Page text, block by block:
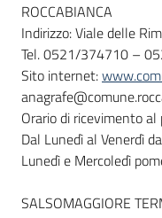
ROCCABIANCA
Indirizzo: Viale delle
Tel. 0521/374710 –
Sito internet:
Orario di ricevimento al
Dal Lunedì al Venerdì
Lunedì e Mercoledì
SALSOMAGGIORE